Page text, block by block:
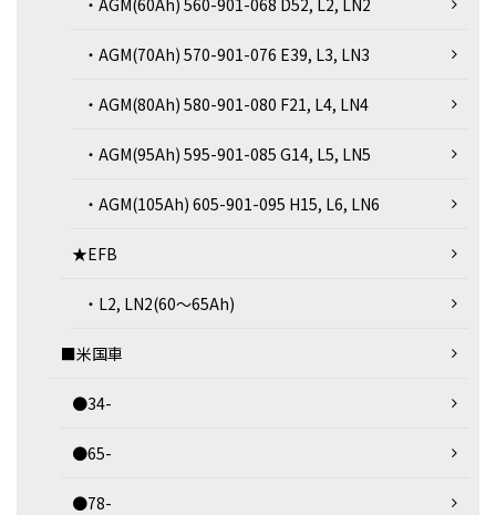
・AGM(60Ah) 560-901-068 D52, L2, LN2
・AGM(70Ah) 570-901-076 E39, L3, LN3
・AGM(80Ah) 580-901-080 F21, L4, LN4
・AGM(95Ah) 595-901-085 G14, L5, LN5
・AGM(105Ah) 605-901-095 H15, L6, LN6
★EFB
・L2, LN2(60～65Ah)
■米国車
●34-
●65-
●78-